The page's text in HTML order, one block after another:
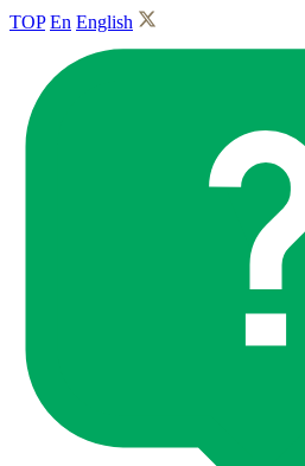
TOP En English